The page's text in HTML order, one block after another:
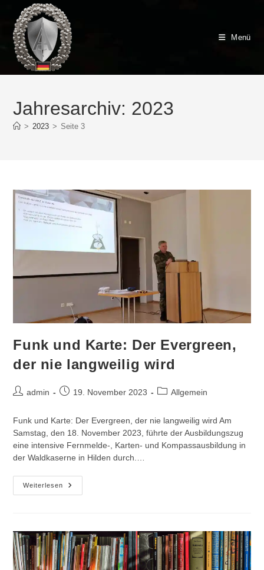
Inhalt
springen
Menü
Jahresarchiv: 2023
> 2023 > Seite 3
Funk und Karte: Der Evergreen,
der nie langweilig wird
Beitrags-
admin
Beitrag19. November 2023
Beitrags-
Allgemein
Funk und Karte: Der Evergreen, der nie langweilig wird Am
Samstag, den 18. November 2023, führte der Ausbildungszug
eine intensive Fernmelde-, Karten- und Kompassausbildung in
der Waldkaserne in Hilden durch.…
Weiterlesen
Funk
Und
Nie
Langweilig
Wird